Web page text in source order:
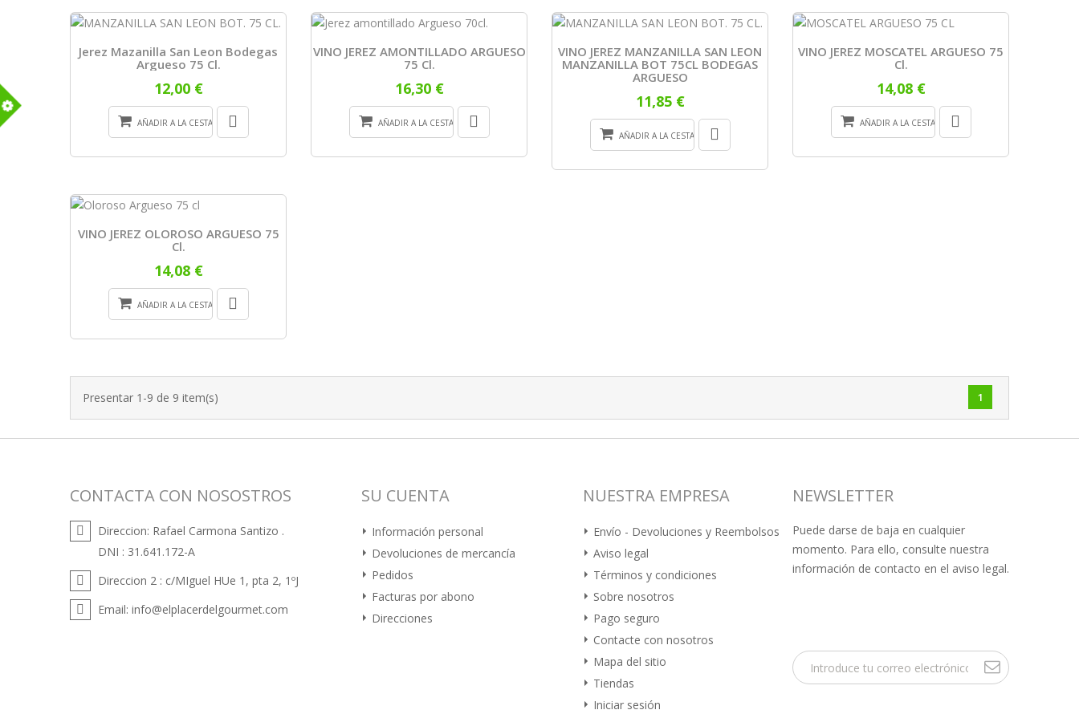
Jerez Mazanilla San Leon Bodegas
Argueso 75 Cl.
12,00 €
AÑADIR A LA CESTA
VINO JEREZ AMONTILLADO ARGUESO
75 Cl.
16,30 €
AÑADIR A LA CESTA
VINO JEREZ MANZANILLA SAN LEON
MANZANILLA BOT 75CL BODEGAS
ARGUESO
11,85 €
AÑADIR A LA CESTA
VINO JEREZ MOSCATEL ARGUESO 75
Cl.
14,08 €
AÑADIR A LA CESTA
VINO JEREZ OLOROSO ARGUESO 75
Cl.
14,08 €
AÑADIR A LA CESTA
Presentar 1-9 de 9 item(s) 1
CONTACTA CON NOSOSTROS
Direccion: Rafael Carmona Santizo .
DNI : 31.641.172-A
Direccion 2 : c/MIguel HUe 1, pta 2, 1ºJ
Email: info@elplacerdelgourmet.com
SU CUENTA
Información personal
Devoluciones de mercancía
Pedidos
Facturas por abono
Direcciones
NUESTRA EMPRESA
Envío - Devoluciones y Reembolsos
Aviso legal
Términos y condiciones
Sobre nosotros
Pago seguro
Contacte con nosotros
Mapa del sitio
Tiendas
Iniciar sesión
NEWSLETTER
Puede darse de baja en cualquier
momento. Para ello, consulte nuestra
información de contacto en el aviso legal.